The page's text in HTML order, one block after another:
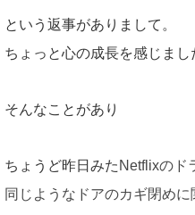
という返事がありまして。
ちょっと心の成長を感じまし
そんなことがあり
ちょうど昨日みた Netflixの
同じようなドアのカギ閉め